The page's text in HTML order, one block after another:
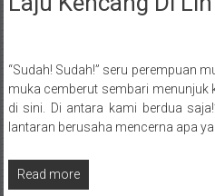
Posted By: wirawan
“Sudah! Sudah!” seru perempuan
muka cemberut sembari menunjuk
di sini. Di antara kami berdua
lantaran berusaha mencerna apa
Read more